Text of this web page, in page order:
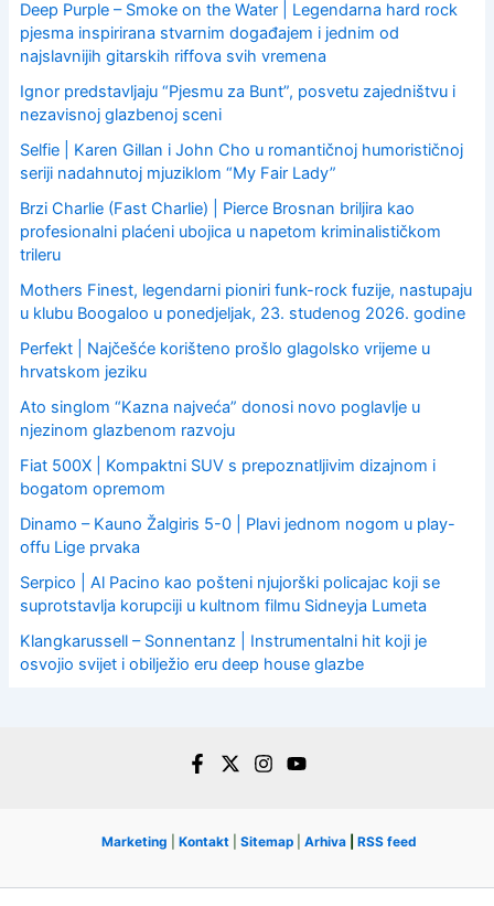
Deep Purple – Smoke on the Water | Legendarna hard rock
pjesma inspirirana stvarnim događajem i jednim od
najslavnijih gitarskih riffova svih vremena
Ignor predstavljaju “Pjesmu za Bunt”, posvetu zajedništvu i
nezavisnoj glazbenoj sceni
Selfie | Karen Gillan i John Cho u romantičnoj humorističnoj
seriji nadahnutoj mjuziklom “My Fair Lady”
Brzi Charlie (Fast Charlie) | Pierce Brosnan briljira kao
profesionalni plaćeni ubojica u napetom kriminalističkom
trileru
Mothers Finest, legendarni pioniri funk-rock fuzije, nastupaju
u klubu Boogaloo u ponedjeljak, 23. studenog 2026. godine
Perfekt | Najčešće korišteno prošlo glagolsko vrijeme u
hrvatskom jeziku
Ato singlom “Kazna najveća” donosi novo poglavlje u
njezinom glazbenom razvoju
Fiat 500X | Kompaktni SUV s prepoznatljivim dizajnom i
bogatom opremom
Dinamo – Kauno Žalgiris 5-0 | Plavi jednom nogom u play-
offu Lige prvaka
Serpico | Al Pacino kao pošteni njujorški policajac koji se
suprotstavlja korupciji u kultnom filmu Sidneyja Lumeta
Klangkarussell – Sonnentanz | Instrumentalni hit koji je
osvojio svijet i obilježio eru deep house glazbe
Marketing Kontakt Sitemap Arhiva RSS feed